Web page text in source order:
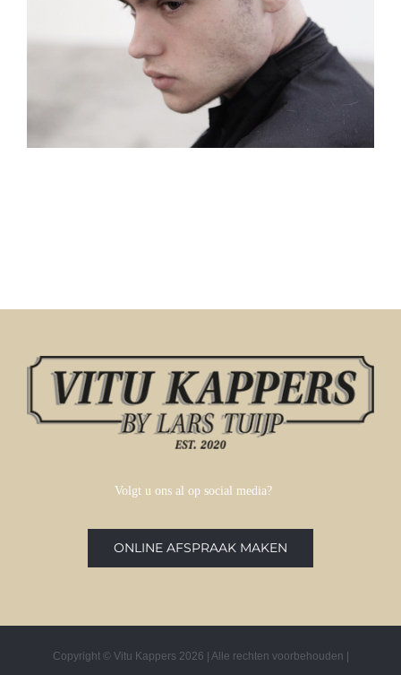
Volgt u ons al op social media?
ONLINE AFSPRAAK MAKEN
Copyright © Vitu Kappers 2026 | Alle rechten voorbehouden |